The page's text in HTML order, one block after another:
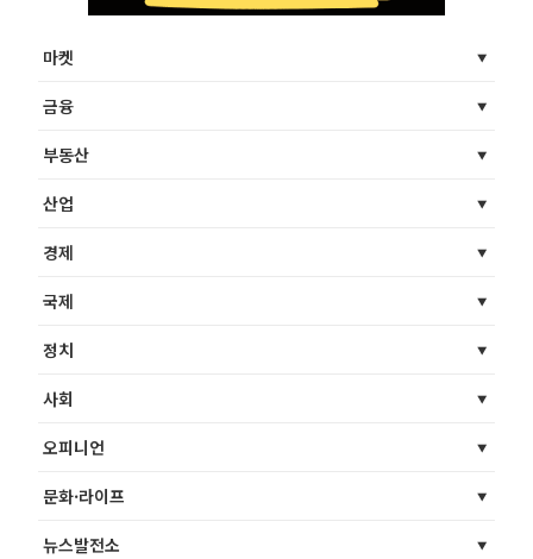
마켓
금융
부동산
산업
경제
국제
정치
사회
오피니언
문화·라이프
뉴스발전소